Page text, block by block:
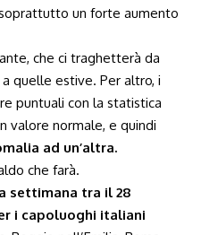
un forte aumento
che ci traghetterà da
quelle estive. Per altro, i
puntuali con la statistica
valore normale, e quindi
ad un’altra.
che farà.
settimana tra il 28
i capoluoghi italiani